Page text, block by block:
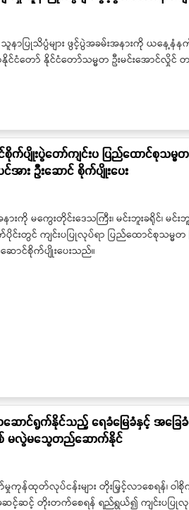
ာပြုသိပ္ပံများ ဖွင့်ပွဲအခမ်းအနားကို ယနေ့နံ
နိုင်ငံတော် နိုင်ငံတော်သမ္မတ ဦးမင်းအောင်လှို
ပျိုးပွဲတော်ကျင်းပ ပြည်ထောင်စုသမ္မတ
ား ဦးဆောင် စိုက်ပျိုးပေး
မကွေးတိုင်းဒေသကြီး၊ မင်းဘူးခရိုင်၊ မင်းဘူ
တွင် ကျင်းပပြုလုပ်ရာ ပြည်ထောင်စုသမ္မတ
ောင်စိုက်ပျိုးပေးသည်။
ောင်ရွက်နိုင်သည့် ရေခံမြေခံနှင့် အခြေခံ
ြစ် မလွဲမသွေတည်ဆောက်နိုင်
ကုန်ထုတ်လုပ်ငန်းများ တိုးမြှင့်လာစေရန်၊ ဝ
းတက်စေရန် ရည်ရွယ်၍ ကျင်းပပြုလုပ်